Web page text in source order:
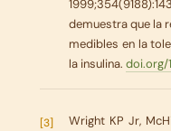
demuestra que la
medibles en la
la insulina. doi.org/
[3]
Wright KP Jr,